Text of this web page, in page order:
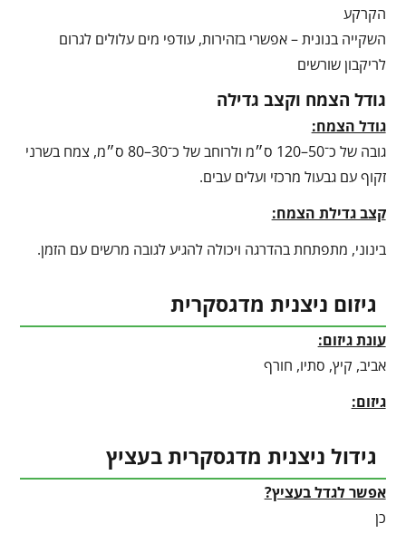
הקרקע
השקייה בנונית – אפשרי בזהירות, עודפי מים עלולים לגרום
לריקבון שורשים
גודל הצמח וקצב גדילה
גודל הצמח:
גובה של כ־50–120 ס״מ ולרוחב של כ־30–80 ס״מ, צמח בשרני
זקוף עם גבעול מרכזי ועלים עבים.
קצב גדילת הצמח:
בינוני, מתפתחת בהדרגה ויכולה להגיע לגובה מרשים עם הזמן.
גיזום ניצנית מדגסקרית
עונת גיזום:
אביב, קיץ, סתיו, חורף
גיזום:
גידול ניצנית מדגסקרית בעציץ
אפשר לגדל בעציץ?
כן